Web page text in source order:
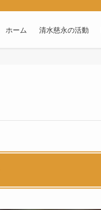
ホーム 清水慈永の活動